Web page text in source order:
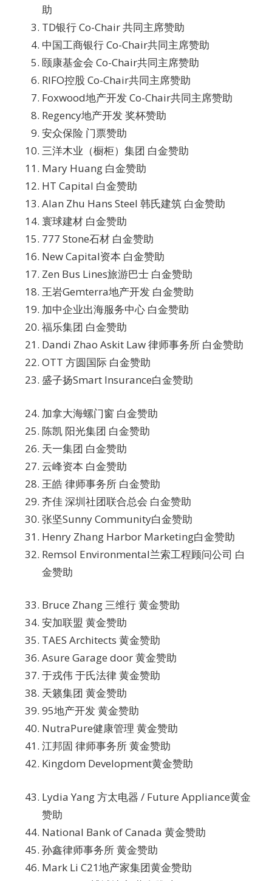
助
TD银行 Co-Chair 共同主席赞助
中国工商银行 Co-Chair共同主席赞助
颐康基金会 Co-Chair共同主席赞助
RIFO控股 Co-Chair共同主席赞助
Foxwood地产开发 Co-Chair共同主席赞助
Regency地产开发 奖杯赞助
安众保险 门票赞助
三洋木业（橱柜）集团 白金赞助
Mary Huang 白金赞助
HT Capital 白金赞助
Alan Zhu Hans Steel 韩氏建筑 白金赞助
寰球建材 白金赞助
777 Stone石材 白金赞助
New Capital资本 白金赞助
Zen Bus Lines旅游巴士 白金赞助
王岩Gemterra地产开发 白金赞助
加中企业出海服务中心 白金赞助
福乐集团 白金赞助
Dandi Zhao Askit Law 律师事务所 白金赞助
OTT 方圆国际 白金赞助
盛子扬Smart Insurance白金赞助
加拿大海螺门窗 白金赞助
陈凯 阳光集团 白金赞助
天一集团 白金赞助
云峰资本 白金赞助
王皓 律师事务所 白金赞助
齐佳 深圳社团联合总会 白金赞助
张坚Sunny Community白金赞助
Henry Zhang Harbor Marketing白金赞助
Remsol Environmental兰索工程顾问公司 白
金赞助
Bruce Zhang 三维行 黄金赞助
安加联盟 黄金赞助
TAES Architects 黄金赞助
Asure Garage door 黄金赞助
于戎伟 于氏法律 黄金赞助
天籁集团 黄金赞助
95地产开发 黄金赞助
NutraPure健康管理 黄金赞助
江邦固 律师事务所 黄金赞助
Kingdom Development黄金赞助
Lydia Yang 方太电器 / Future Appliance黄金
赞助
National Bank of Canada 黄金赞助
孙鑫律师事务所 黄金赞助
Mark Li C21地产家集团黄金赞助